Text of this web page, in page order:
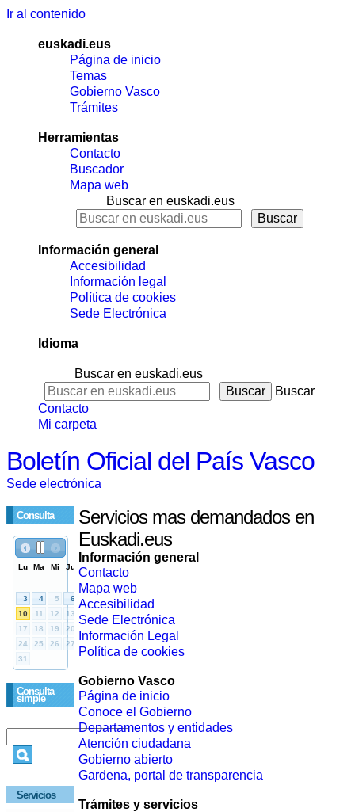
Ir al contenido
euskadi.eus
Página de inicio
Temas
Gobierno Vasco
Trámites
Herramientas
Contacto
Buscador
Mapa web
Buscar en euskadi.eus
Información general
Accesibilidad
Información legal
Política de cookies
Sede Electrónica
Idioma
Buscar en euskadi.eus
Buscar
Contacto
Mi carpeta
Boletín Oficial del País Vasco
Sede electrónica
Consulta
Consulta
simple
Servicios
Servicios mas demandados en
Euskadi.eus
Información general
Contacto
Mapa web
Accesibilidad
Sede Electrónica
Información Legal
Política de cookies
Gobierno Vasco
Página de inicio
Conoce el Gobierno
Departamentos y entidades
Atención ciudadana
Gobierno abierto
Gardena, portal de transparencia
Trámites y servicios